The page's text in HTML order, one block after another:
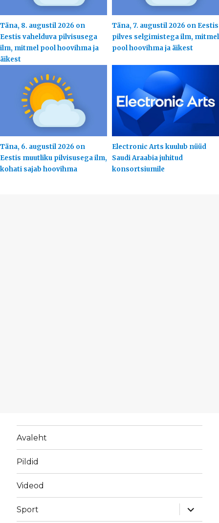
Täna, 8. augustil 2026 on
Eestis vahelduva pilvisusega
ilm, mitmel pool hoovihma ja
äikest
Täna, 7. augustil 2026 on Eestis
pilves selgimistega ilm, mitmel
pool hoovihma ja äikest
Täna, 6. augustil 2026 on
Eestis muutliku pilvisusega ilm,
kohati sajab hoovihma
Electronic Arts kuulub nüüd
Saudi Araabia juhitud
konsortsiumile
Avaleht
Pildid
Videod
Sport
laienda